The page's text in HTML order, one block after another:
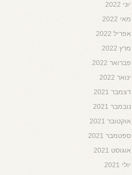
יוני 2022
מאי 2022
אפריל 2022
מרץ 2022
פברואר 2022
ינואר 2022
דצמבר 2021
נובמבר 2021
אוקטובר 2021
ספטמבר 2021
אוגוסט 2021
יולי 2021